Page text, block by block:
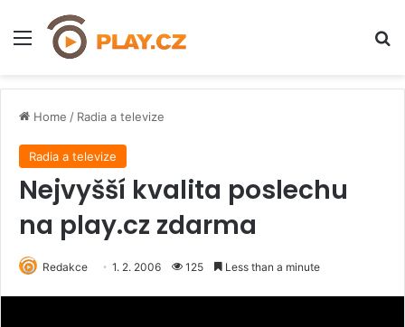
Menu
Home / Radia a televize
Radia a televize
Nejvyšší kvalita poslechu
na play.cz zdarma
Redakce 1. 2. 2006 125 Less than a minute